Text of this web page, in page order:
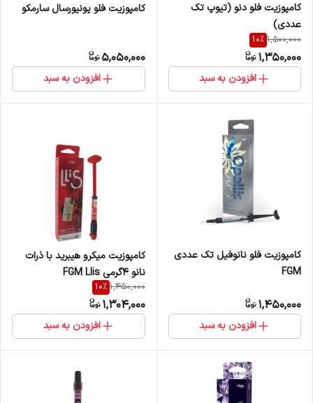
کامپوزیت فلو دنو (تیوپ تک
عددی)
1,500,000
10%
1,350,000
افزودن به سبد
کامپوزیت فلو یونیورسال سارمکو
5,050,000
افزودن به سبد
کامپوزیت فلو نانوفیل تک عددی
FGM
1,450,000
افزودن به سبد
کامپوزیت میکرو هیبرید با ذرات
نانو 4گرمی FGM Llis
1,450,000
10%
1,304,000
افزودن به سبد